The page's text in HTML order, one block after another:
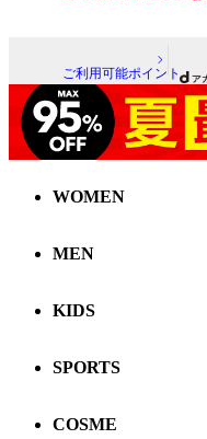
ご利用可能ポイント
WOMEN
MEN
KIDS
SPORTS
COSME